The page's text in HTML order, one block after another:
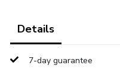
cumpleaños un recuerdo
Details
7-day guarantee